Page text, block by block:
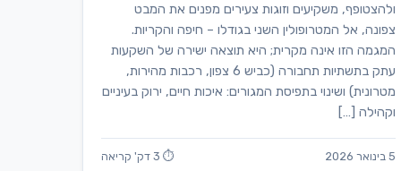
ולהצטופף, משקיעים וזוגות צעירים מפנים את המבט
צפונה, אל המטרופולין השני בגודלו – חיפה והקריות.
המגמה הזו אינה מקרית; היא תוצאה ישירה של השקעות
עתק בתשתיות תחבורה (כביש 6 צפון, רכבות מהירות,
מטרונית) ושינוי בתפיסת המגורים: איכות חיים, ירוק בעיניים
וקהילה […]
5 בינואר 2026 ⏱ 3 דק' קריאה